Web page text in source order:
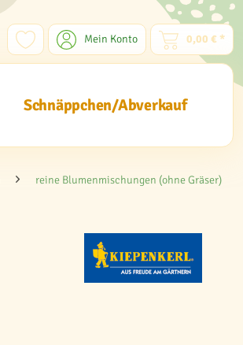
Mein Konto 0,00 € *
Schnäppchen/Abverkauf
reine Blumenmischungen (ohne Gräser)